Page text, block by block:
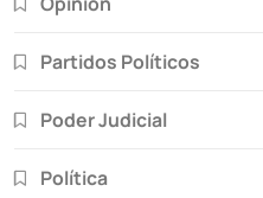
Partidos Políticos
Poder Judicial
Política